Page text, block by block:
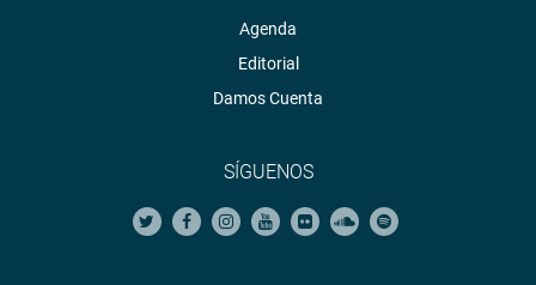
Agenda
Editorial
Damos Cuenta
SÍGUENOS